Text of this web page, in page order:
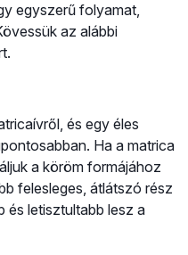
egyszerű folyamat,
az alábbi
és egy éles
Ha a matrica
a köröm formájához
felesleges, átlátszó rész
és letisztultabb lesz a